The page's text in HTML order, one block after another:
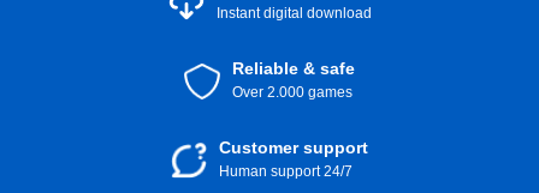
Instant digital download
Reliable & safe
Over 2.000 games
Customer support
Human support 24/7